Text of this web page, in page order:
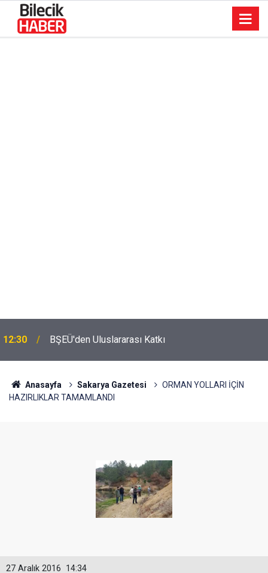
12:30 BŞEÜ'den Uluslararası Katkı
Anasayfa Sakarya Gazetesi
ORMAN YOLLARI İÇİN
HAZIRLIKLAR TAMAMLANDI
14:34
27 Aralık 2016